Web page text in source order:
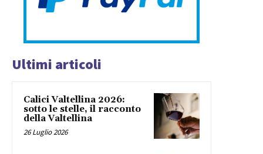
Ultimi articoli
Calici Valtellina 2026:
sotto le stelle, il racconto
della Valtellina
26 Luglio 2026